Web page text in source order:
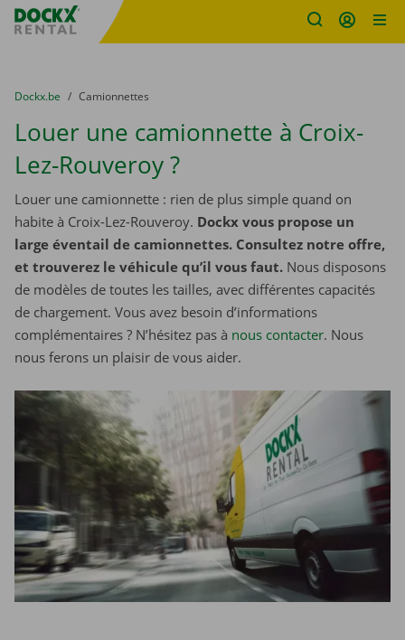
sitename
You are here:
du
Dockx.be to
Camionnettes
Louer une camionnette à Croix-
Lez-Rouveroy ?
Louer une camionnette : rien de plus simple quand on
habite à Croix-Lez-Rouveroy. Dockx vous propose un
large éventail de camionnettes. Consultez notre offre,
et trouverez le véhicule qu’il vous faut. Nous disposons
de modèles de toutes les tailles, avec différentes capacités
de chargement. Vous avez besoin d’informations
complémentaires ? N’hésitez pas à nous contacter. Nous
nous ferons un plaisir de vous aider.